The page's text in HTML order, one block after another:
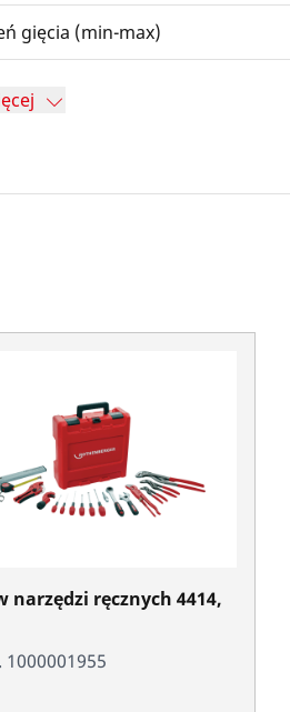
gięcia (min-max)
narzędzi ręcznych 4414,